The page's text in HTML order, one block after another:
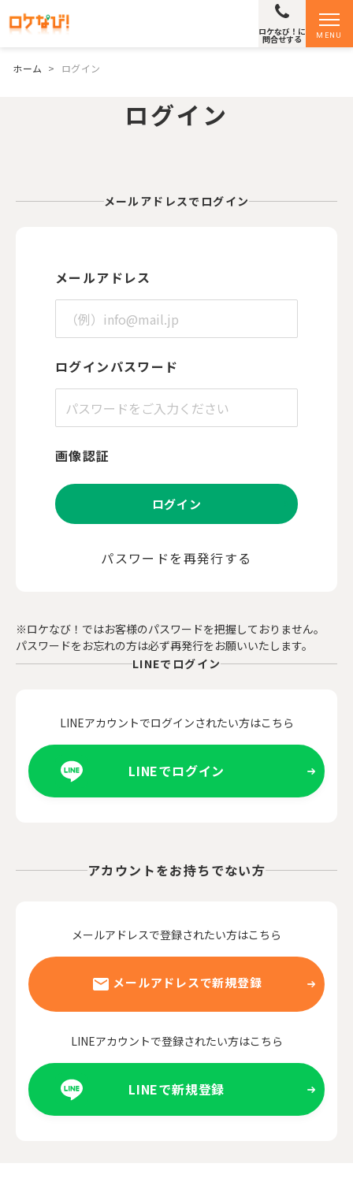
MENU
ロケなび！に
問合せする
ホーム > ログイン
ログイン
メールアドレスでログイン
メールアドレス
ログインパスワード
画像認証
ログイン
パスワードを再発行する
※ロケなび！ではお客様のパスワードを把握しておりません。
パスワードをお忘れの方は必ず再発行をお願いいたします。
LINEでログイン
LINEアカウントでログインされたい方はこちら
LINEでログイン
アカウントをお持ちでない方
メールアドレスで登録されたい方はこちら
メールアドレスで新規登録
LINEアカウントで登録されたい方はこちら
LINEで新規登録